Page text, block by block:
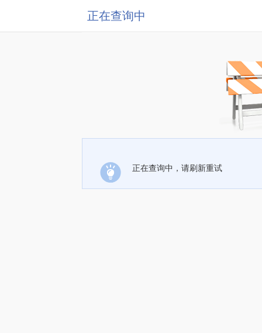
正在查询中
正在查询中，请刷新重试